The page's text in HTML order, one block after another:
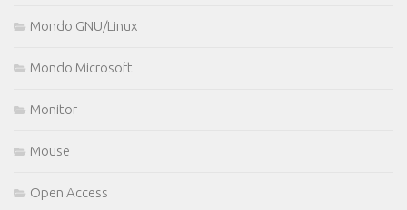
Mondo GNU/Linux
Mondo Microsoft
Monitor
Mouse
Open Access